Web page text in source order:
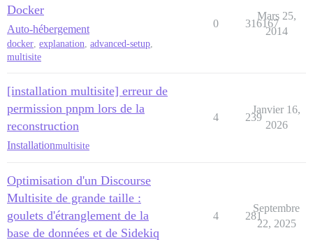
Docker
Auto-hébergement
docker, explanation, advanced-setup,
multisite
0 316167
Mars 25,
2014
[installation multisite] erreur de
permission pnpm lors de la
reconstruction
Installationmultisite
4 239
Janvier 16,
2026
Optimisation d'un Discourse
Multisite de grande taille :
goulets d'étranglement de la
base de données et de Sidekiq
4 281
Septembre
22, 2025